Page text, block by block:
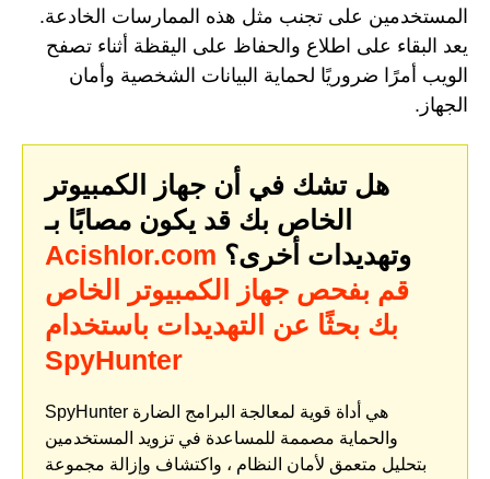
المستخدمين على تجنب مثل هذه الممارسات الخادعة.
يعد البقاء على اطلاع والحفاظ على اليقظة أثناء تصفح
الويب أمرًا ضروريًا لحماية البيانات الشخصية وأمان
الجهاز.
هل تشك في أن جهاز الكمبيوتر
الخاص بك قد يكون مصابًا بـ
Acishlor.com وتهديدات أخرى؟
قم بفحص جهاز الكمبيوتر الخاص
بك بحثًا عن التهديدات باستخدام
SpyHunter
SpyHunter هي أداة قوية لمعالجة البرامج الضارة
والحماية مصممة للمساعدة في تزويد المستخدمين
بتحليل متعمق لأمان النظام ، واكتشاف وإزالة مجموعة